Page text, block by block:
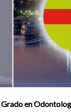
Grado en